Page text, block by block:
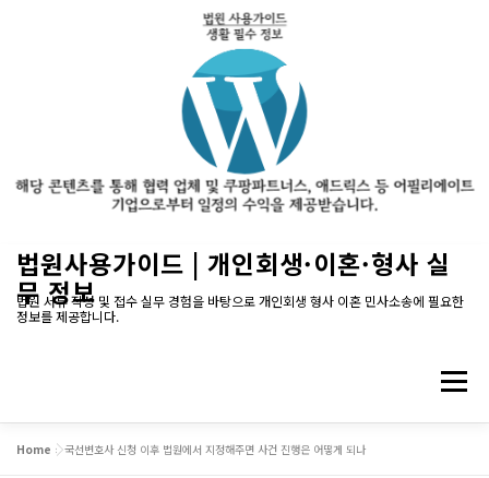
법원사용가이드 | 개인회생·이혼·형사 실
무 정보
법원 서류 작성 및 접수 실무 경험을 바탕으로 개인회생 형사 이혼 민사소송에 필요한
정보를 제공합니다.
메뉴
Home »국선변호사 신청 이후 법원에서 지정해주면 사건 진행은 어떻게 되나